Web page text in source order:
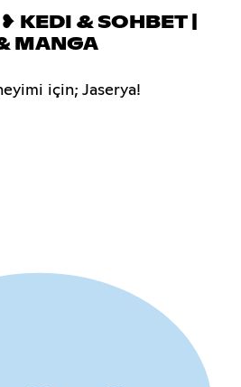
KEDI & SOHBET |
MANGA
için; Jaserya!